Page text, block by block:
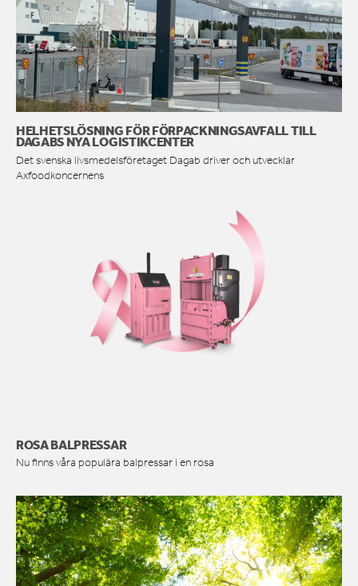
HELHETSLÖSNING FÖR FÖRPACKNINGSAVFALL TILL
DAGABS NYA LOGISTIKCENTER
Det svenska livsmedelsföretaget Dagab driver och utvecklar
Axfoodkoncernens
ROSA BALPRESSAR
Nu finns våra populära balpressar i en rosa